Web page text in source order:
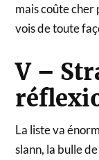
mais coûte
vois de toute
V –
La liste va
slann, la bulle